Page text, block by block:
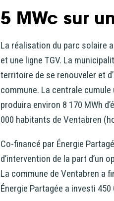
5 MWc sur
La réalisation du parc solaire
et une ligne TGV. La
territoire de se renouveler et
commune. La centrale
produira environ 8 170 MWh
000 habitants de Ventabren
Co-financé par Énergie
d’intervention de la part d’un
La commune de Ventabren a
Énergie Partagée a investi